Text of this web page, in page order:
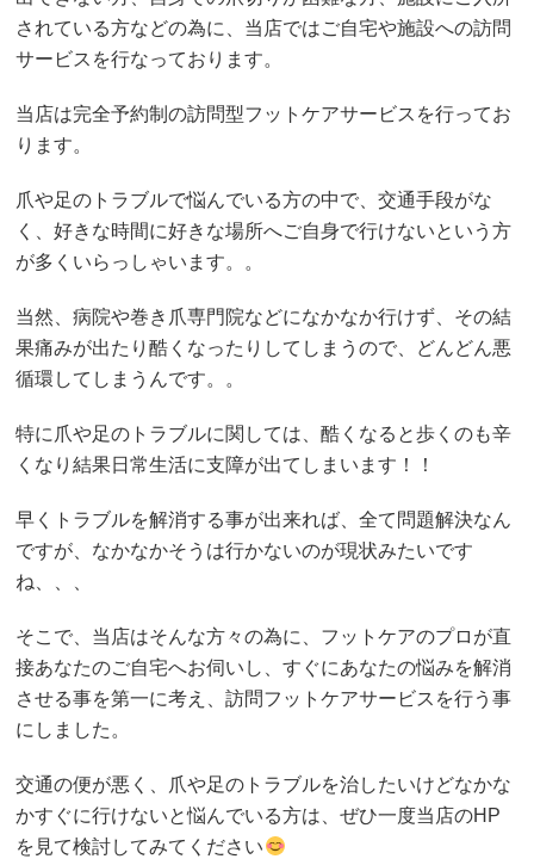
されている方などの為に、当店ではご自宅や施設への訪問
サービスを行なっております。
当店は完全予約制の訪問型フットケアサービスを行ってお
ります。
爪や足のトラブルで悩んでいる方の中で、交通手段がな
く、好きな時間に好きな場所へご自身で行けないという方
が多くいらっしゃいます。。
当然、病院や巻き爪専門院などになかなか行けず、その結
果痛みが出たり酷くなったりしてしまうので、どんどん悪
循環してしまうんです。。
特に爪や足のトラブルに関しては、酷くなると歩くのも辛
くなり結果日常生活に支障が出てしまいます！！
早くトラブルを解消する事が出来れば、全て問題解決なん
ですが、なかなかそうは行かないのが現状みたいです
ね、、、
そこで、当店はそんな方々の為に、フットケアのプロが直
接あなたのご自宅へお伺いし、すぐにあなたの悩みを解消
させる事を第一に考え、訪問フットケアサービスを行う事
にしました。
交通の便が悪く、爪や足のトラブルを治したいけどなかな
かすぐに行けないと悩んでいる方は、ぜひ一度当店のHP
を見て検討してみてください